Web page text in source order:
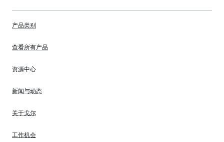
产品类别
查看所有产品
资源中心
新闻与动态
关于戈尔
工作机会